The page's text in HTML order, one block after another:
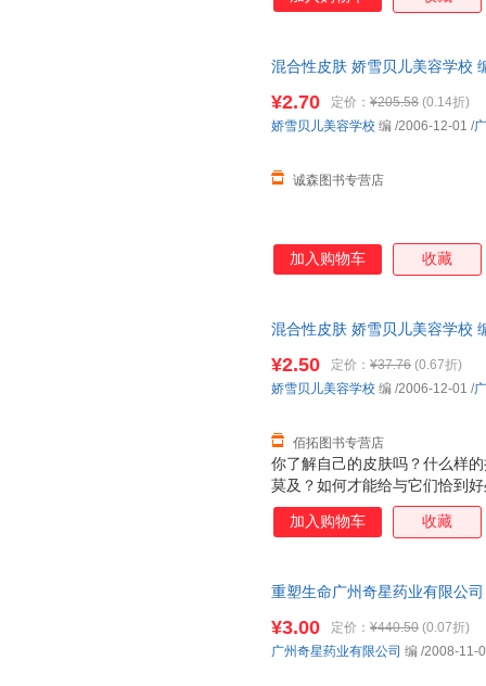
混合性皮肤 娇雪贝儿美容学校
¥2.70 定价： ¥205.58 (0.14折)
诚森图书专营店
娇雪贝儿美容学校 编 /2006-12-01 /
加入购物车 收藏
混合性皮肤 娇雪贝儿美容学校
你了解自己的皮肤吗？什么样
莫及？如何才能给与它们恰到
而衰老，出现的问题也随着污
的美丽呢？在了解你的皮肤状
¥2.50 定价： ¥37.76 (0.67折)
佰拓图书专营店
娇雪贝儿美容学校 编 /2006-12-01 /
加入购物车 收藏
重塑生命广州奇星药业有限公
¥3.00 定价： ¥440.50 (0.07折)
广州奇星药业有限公司 编 /2008-11-